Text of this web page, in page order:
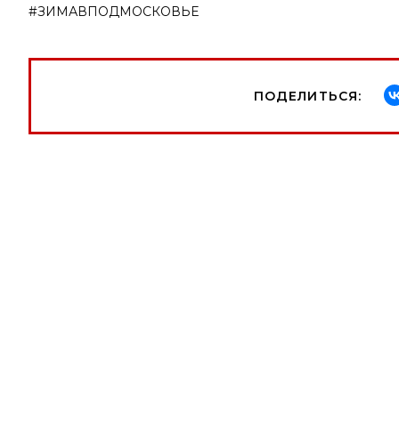
#ЗИМАВПОДМОСКОВЬЕ
ПОДЕЛИТЬСЯ: